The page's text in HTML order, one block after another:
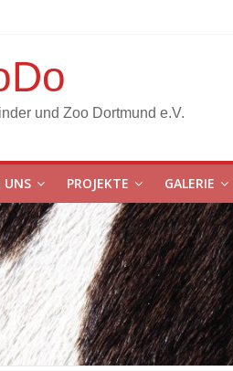
und Zoo Dortmund e.V.
UNS PROJEKTE GALERIE